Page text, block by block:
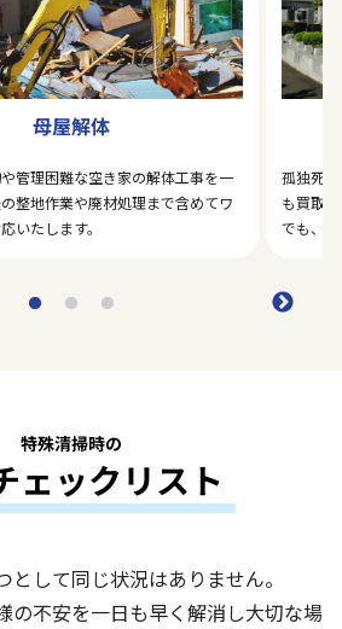
母屋解体
管理困難な空き家の解体工事を一
整地作業や廃材処理まで含めてワ
いたします。
孤独死
も買取
でも、
特殊清掃時の
ェックリスト
して同じ状況はありません。
の不安を一日も早く解消し大切な場